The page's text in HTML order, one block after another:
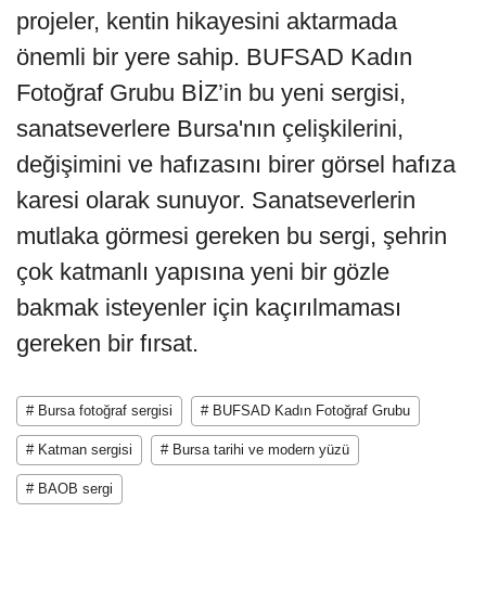
projeler, kentin hikayesini aktarmada
önemli bir yere sahip. BUFSAD Kadın
Fotoğraf Grubu BİZ’in bu yeni sergisi,
sanatseverlere Bursa'nın çelişkilerini,
değişimini ve hafızasını birer görsel hafıza
karesi olarak sunuyor. Sanatseverlerin
mutlaka görmesi gereken bu sergi, şehrin
çok katmanlı yapısına yeni bir gözle
bakmak isteyenler için kaçırılmaması
gereken bir fırsat.
# Bursa fotoğraf sergisi # BUFSAD Kadın Fotoğraf Grubu
# Katman sergisi # Bursa tarihi ve modern yüzü
# BAOB sergi